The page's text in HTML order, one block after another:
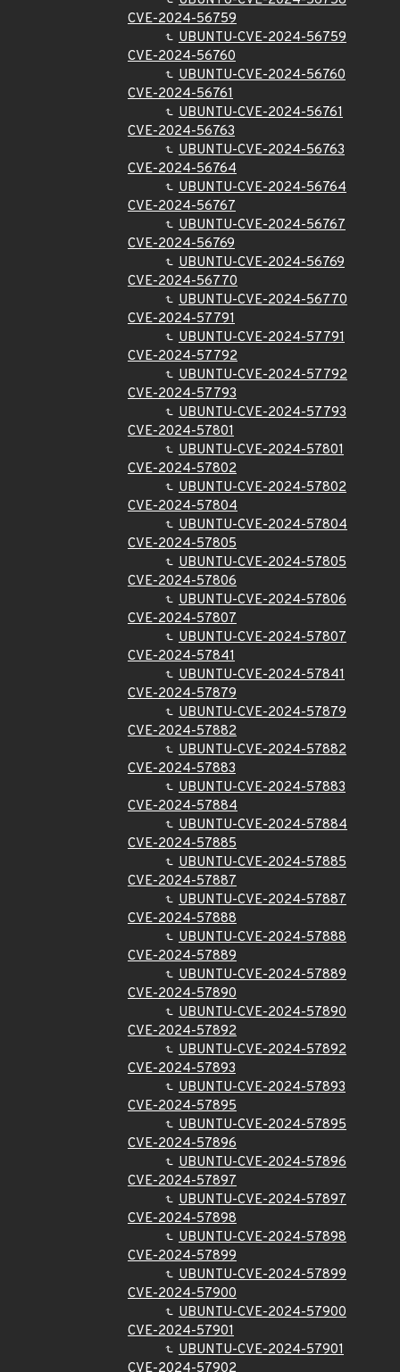
CVE-2024-56759
UBUNTU-CVE-2024-56759
CVE-2024-56760
UBUNTU-CVE-2024-56760
CVE-2024-56761
UBUNTU-CVE-2024-56761
CVE-2024-56763
UBUNTU-CVE-2024-56763
CVE-2024-56764
UBUNTU-CVE-2024-56764
CVE-2024-56767
UBUNTU-CVE-2024-56767
CVE-2024-56769
UBUNTU-CVE-2024-56769
CVE-2024-56770
UBUNTU-CVE-2024-56770
CVE-2024-57791
UBUNTU-CVE-2024-57791
CVE-2024-57792
UBUNTU-CVE-2024-57792
CVE-2024-57793
UBUNTU-CVE-2024-57793
CVE-2024-57801
UBUNTU-CVE-2024-57801
CVE-2024-57802
UBUNTU-CVE-2024-57802
CVE-2024-57804
UBUNTU-CVE-2024-57804
CVE-2024-57805
UBUNTU-CVE-2024-57805
CVE-2024-57806
UBUNTU-CVE-2024-57806
CVE-2024-57807
UBUNTU-CVE-2024-57807
CVE-2024-57841
UBUNTU-CVE-2024-57841
CVE-2024-57879
UBUNTU-CVE-2024-57879
CVE-2024-57882
UBUNTU-CVE-2024-57882
CVE-2024-57883
UBUNTU-CVE-2024-57883
CVE-2024-57884
UBUNTU-CVE-2024-57884
CVE-2024-57885
UBUNTU-CVE-2024-57885
CVE-2024-57887
UBUNTU-CVE-2024-57887
CVE-2024-57888
UBUNTU-CVE-2024-57888
CVE-2024-57889
UBUNTU-CVE-2024-57889
CVE-2024-57890
UBUNTU-CVE-2024-57890
CVE-2024-57892
UBUNTU-CVE-2024-57892
CVE-2024-57893
UBUNTU-CVE-2024-57893
CVE-2024-57895
UBUNTU-CVE-2024-57895
CVE-2024-57896
UBUNTU-CVE-2024-57896
CVE-2024-57897
UBUNTU-CVE-2024-57897
CVE-2024-57898
UBUNTU-CVE-2024-57898
CVE-2024-57899
UBUNTU-CVE-2024-57899
CVE-2024-57900
UBUNTU-CVE-2024-57900
CVE-2024-57901
UBUNTU-CVE-2024-57901